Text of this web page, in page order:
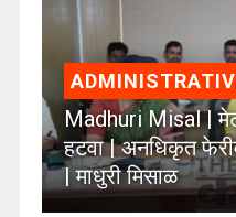
Madhuri Misal |
हटवा | अनधिकृत
| माधुरी मिसाळ